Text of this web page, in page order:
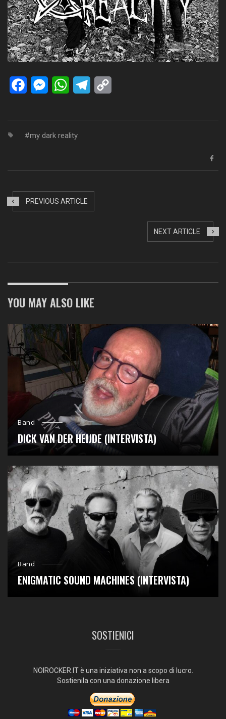
FacebookMessengerWhatsAppTelegram
my dark reality
PREVIOUS ARTICLE
NEXT ARTICLE
YOU MAY ALSO LIKE
Band
DICK VAN DER HEIJDE (INTERVISTA)
Band
ENIGMATIC SOUND MACHINES (INTERVISTA)
SOSTIENICI
NOIROCKER.IT è una iniziativa non a scopo di lucro.
Sostienila con una donazione libera